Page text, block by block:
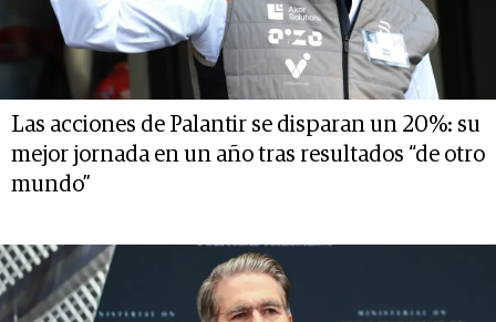
Las acciones de Palantir se disparan un 20%: su
mejor jornada en un año tras resultados “de otro
mundo”